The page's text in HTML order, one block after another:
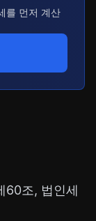
를 먼저 계산
60조, 법인세